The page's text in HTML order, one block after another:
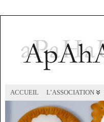
ACCUEIL L’ASSOCIATION